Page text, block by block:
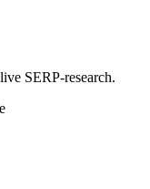
SERP-research.